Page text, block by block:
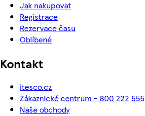
Jak nakupovat
Registrace
Rezervace času
Oblíbené
Kontakt
itesco.cz
Zákaznické centrum - 800 222 555
Naše obchody